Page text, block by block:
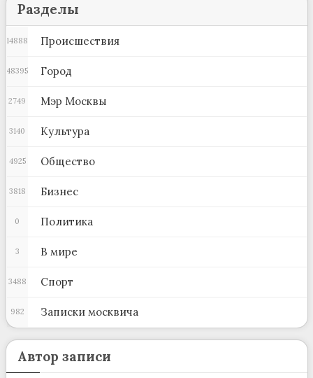
Разделы
Происшествия
14888
Город
48395
Мэр Москвы
2749
Культура
3140
Общество
4925
Бизнес
3818
Политика
0
В мире
3
Спорт
3488
Записки москвича
982
Автор записи